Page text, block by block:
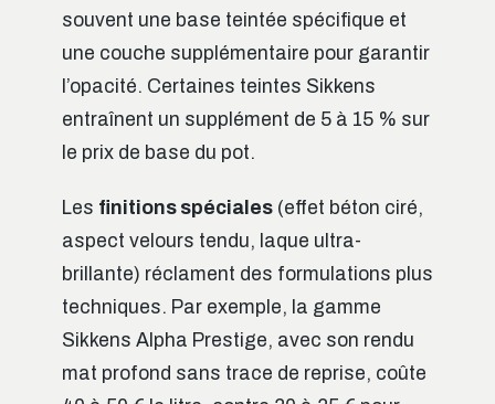
souvent une base teintée spécifique et
une couche supplémentaire pour garantir
l’opacité. Certaines teintes Sikkens
entraînent un supplément de 5 à 15 % sur
le prix de base du pot.
Les finitions spéciales (effet béton ciré,
aspect velours tendu, laque ultra-
brillante) réclament des formulations plus
techniques. Par exemple, la gamme
Sikkens Alpha Prestige, avec son rendu
mat profond sans trace de reprise, coûte